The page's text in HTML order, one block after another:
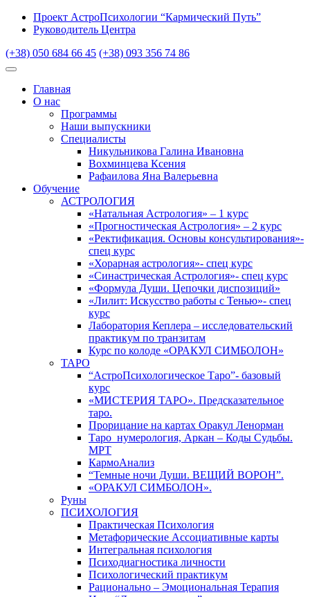
Проект АстроПсихологии “Кармический Путь”
Руководитель Центра
(+38) 050 684 66 45 (+38) 093 356 74 86
Главная
О нас
Программы
Наши выпускники
Специалисты
Никульникова Галина Ивановна
Вохминцева Ксения
Рафаилова Яна Валерьевна
Обучение
АСТРОЛОГИЯ
«Натальная Астрология» – 1 курс
«Прогностическая Астрология» – 2 курс
«Ректификация. Основы консультирования»-
спец курс
«Хорарная астрология»- спец курс
«Синастрическая Астрология»- спец курс
«Формула Души. Цепочки диспозиций»
«Лилит: Искусство работы с Тенью»- спец
курс
Лаборатория Кеплера – исследовательский
практикум по транзитам
Курс по колоде «ОРАКУЛ СИМБОЛОН»
ТАРО
“АстроПсихологическое Таро”- базовый
курс
«МИСТЕРИЯ ТАРО». Предсказательное
таро.
Прорицание на картах Оракул Ленорман
Таро_нумерология, Аркан – Коды Судьбы.
МРТ
КармоАнализ
“Темные ночи Души. ВЕЩИЙ ВОРОН”.
«ОРАКУЛ СИМБОЛОН».
Руны
ПСИХОЛОГИЯ
Практическая Психология
Метафорические Ассоциативные карты
Интегральная психология
Психодиагностика личности
Психологический практикум
Рационально – Эмоциональная Терапия